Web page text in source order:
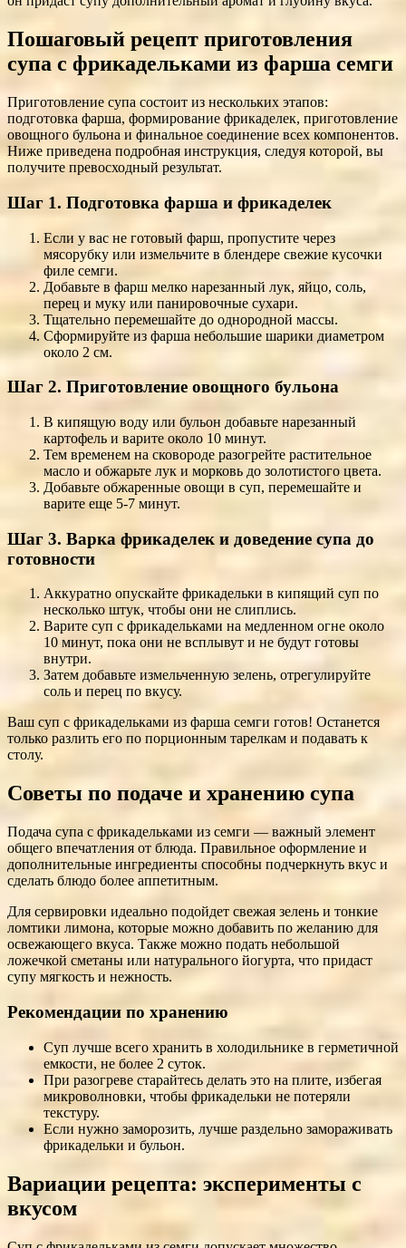
Пошаговый рецепт приготовления
супа с фрикадельками из фарша семги
Приготовление супа состоит из нескольких этапов:
подготовка фарша, формирование фрикаделек, приготовление
овощного бульона и финальное соединение всех компонентов.
Ниже приведена подробная инструкция, следуя которой, вы
получите превосходный результат.
Шаг 1. Подготовка фарша и фрикаделек
Если у вас не готовый фарш, пропустите через
мясорубку или измельчите в блендере свежие кусочки
филе семги.
Добавьте в фарш мелко нарезанный лук, яйцо, соль,
перец и муку или панировочные сухари.
Тщательно перемешайте до однородной массы.
Сформируйте из фарша небольшие шарики диаметром
около 2 см.
Шаг 2. Приготовление овощного бульона
В кипящую воду или бульон добавьте нарезанный
картофель и варите около 10 минут.
Тем временем на сковороде разогрейте растительное
масло и обжарьте лук и морковь до золотистого цвета.
Добавьте обжаренные овощи в суп, перемешайте и
варите еще 5-7 минут.
Шаг 3. Варка фрикаделек и доведение супа до
готовности
Аккуратно опускайте фрикадельки в кипящий суп по
несколько штук, чтобы они не слиплись.
Варите суп с фрикадельками на медленном огне около
10 минут, пока они не всплывут и не будут готовы
внутри.
Затем добавьте измельченную зелень, отрегулируйте
соль и перец по вкусу.
Ваш суп с фрикадельками из фарша семги готов! Останется
только разлить его по порционным тарелкам и подавать к
столу.
Советы по подаче и хранению супа
Подача супа с фрикадельками из семги — важный элемент
общего впечатления от блюда. Правильное оформление и
дополнительные ингредиенты способны подчеркнуть вкус и
сделать блюдо более аппетитным.
Для сервировки идеально подойдет свежая зелень и тонкие
ломтики лимона, которые можно добавить по желанию для
освежающего вкуса. Также можно подать небольшой
ложечкой сметаны или натурального йогурта, что придаст
супу мягкость и нежность.
Рекомендации по хранению
Суп лучше всего хранить в холодильнике в герметичной
емкости, не более 2 суток.
При разогреве старайтесь делать это на плите, избегая
микроволновки, чтобы фрикадельки не потеряли
текстуру.
Если нужно заморозить, лучше раздельно замораживать
фрикадельки и бульон.
Вариации рецепта: эксперименты с
вкусом